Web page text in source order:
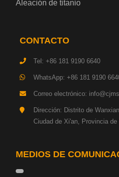
Placa de acero estructural
Chapa de acero estructural
Placa de acero para
Chapa de acero para
Placa de acero para torre
Aleación de titanio
CONTACTO
Tel: +86 181 9190 6640
WhatsApp: +86 181 9190
Correo electrónico:
Dirección: Distrito de
Ciudad de Xi'an, Provincia de
MEDIOS DE